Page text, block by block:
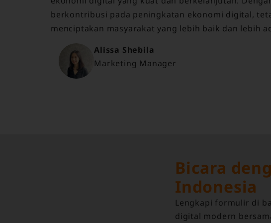
berkontribusi pada peningkatan ekonomi digital,
menciptakan masyarakat yang lebih baik dan lebih
Alissa Shebila
Marketing Manager
Bicara
Indonesia
Lengkapi formulir di
digital modern